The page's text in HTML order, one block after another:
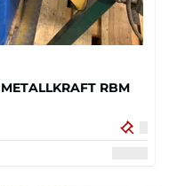
RBM